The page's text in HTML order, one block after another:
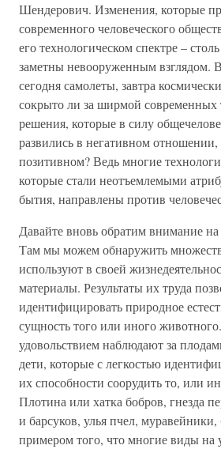
Шендерович. Изменения, которые
современного человеческого
его технологическом спектре –
заметны невооруженным взглядом.
сегодня самолеты, завтра
сокрыто ли за ширмой современных
решения, которые в силу
развились в негативном отношении,
позитивном? Ведь многие
которые стали неотъемлемыми
бытия, направлены против
Давайте вновь обратим внимание
Там мы можем обнаружить
используют в своей
материалы. Результаты их труда
идентифицировать природное
сущность того или иного
удовольствием наблюдают за
дети, которые с легкостью
их способности соорудить то, или
Плотина или хатка бобров, гнезда
и барсуков, улья пчел,
примером того, что многие виды на